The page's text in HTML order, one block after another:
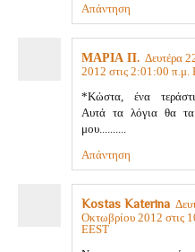
Απάντηση
ΜΑΡΙΑ Π. Δευτέρα
2012 στις 2:01:00 π.μ.
*Κώστα, ένα
Αυτά τα λόγια θα
μου..........
Απάντηση
Kostas Katerina
Οκτωβρίου 2012 στις
EEST